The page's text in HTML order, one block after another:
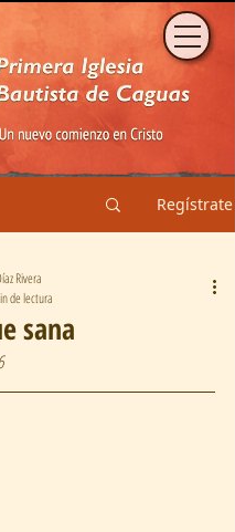
Regístrate
sana
Rivera
de lectura